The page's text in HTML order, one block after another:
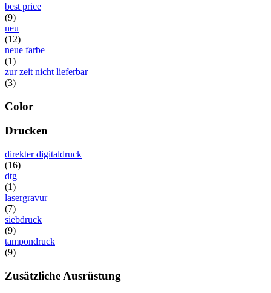
best price
(9)
neu
(12)
neue farbe
(1)
zur zeit nicht lieferbar
(3)
Color
Drucken
direkter digitaldruck
(16)
dtg
(1)
lasergravur
(7)
siebdruck
(9)
tampondruck
(9)
Zusätzliche Ausrüstung